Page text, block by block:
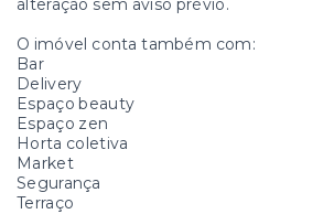
alteração sem aviso prévio.
O imóvel conta também com:
Bar
Delivery
Espaço beauty
Espaço zen
Horta coletiva
Market
Segurança
Terraço